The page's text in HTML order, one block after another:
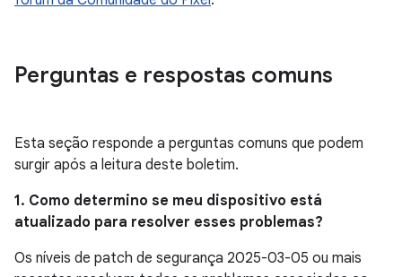
Perguntas e respostas comuns
Esta seção responde a perguntas comuns que podem
surgir após a leitura deste boletim.
1. Como determino se meu dispositivo está
atualizado para resolver esses problemas?
Os níveis de patch de segurança 2025-03-05 ou mais